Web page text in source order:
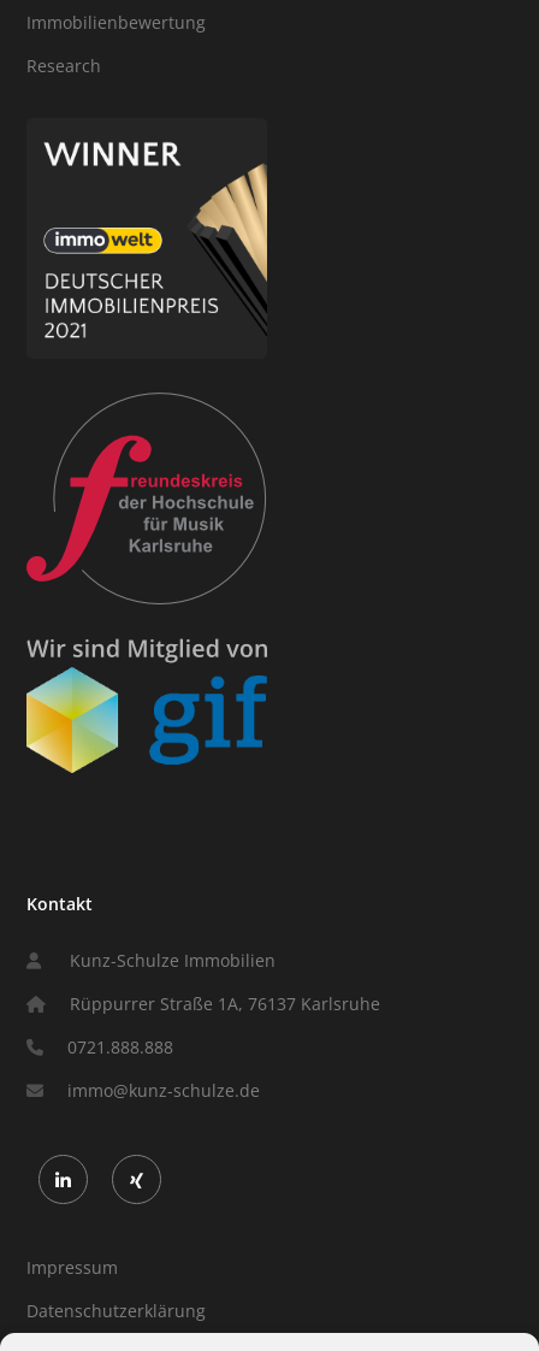
Immobilienbewertung
Research
Kontakt
Kunz-Schulze Immobilien
Rüppurrer Straße 1A, 76137 Karlsruhe
0721.888.888
immo@kunz-schulze.de
Impressum
Datenschutzerklärung